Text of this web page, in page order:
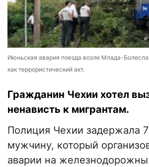
Июньская авария поезда возле Млада-
как террористический акт.
Гражданин Чехии хотел
ненависть к мигрантам.
Полиция Чехии задержала
мужчину, который
аварии на